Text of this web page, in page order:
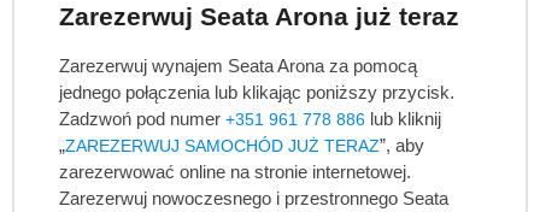
Zarezerwuj Seata Arona już teraz
Zarezerwuj wynajem Seata Arona za pomocą
jednego połączenia lub klikając poniższy przycisk.
Zadzwoń pod numer +351 961 778 886 lub kliknij
„ZAREZERWUJ SAMOCHÓD JUŻ TERAZ”, aby
zarezerwować online na stronie internetowej.
Zarezerwuj nowoczesnego i przestronnego Seata